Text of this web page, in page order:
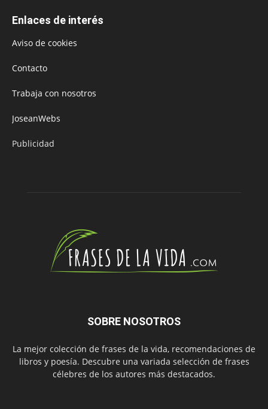
Enlaces de interés
Aviso de cookies
Contacto
Trabaja con nosotros
JoseanWebs
Publicidad
SOBRE NOSOTROS
La mejor colección de frases de la vida, recomendaciones de
libros y poesía. Descubre una variada selección de frases
célebres de los autores más destacados.